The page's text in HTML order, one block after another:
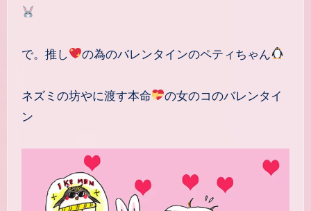
で。推し の為のバレンタインのペティちゃん
ネズミの坊やに渡す本命
の女のコのバレンタイ
ン